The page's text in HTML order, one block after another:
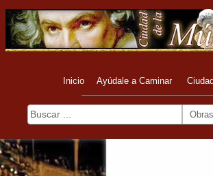
Inicio Ayúdale a Caminar